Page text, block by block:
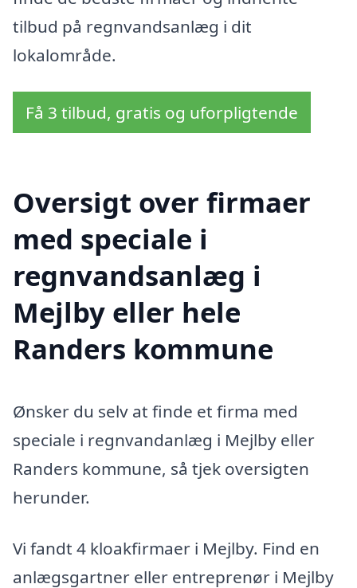
tilbud på regnvandsanlæg i dit
lokalområde.
Få 3 tilbud, gratis og uforpligtende
Oversigt over firmaer
med speciale i
regnvandsanlæg i
Mejlby eller hele
Randers kommune
Ønsker du selv at finde et firma med
speciale i regnvandanlæg i Mejlby eller
Randers kommune, så tjek oversigten
herunder.
Vi fandt 4 kloakfirmaer i Mejlby. Find en
anlægsgartner eller entreprenør i Mejlby